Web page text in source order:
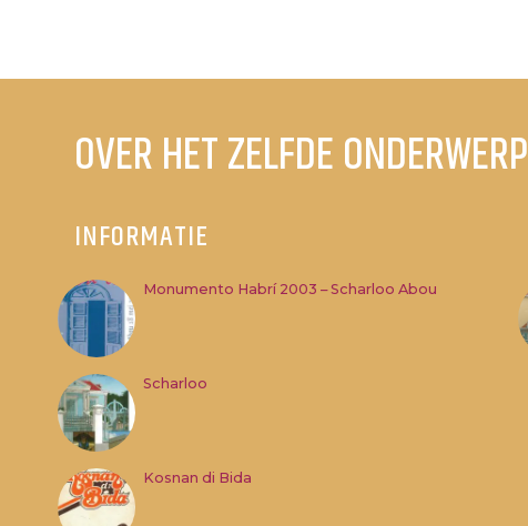
OVER HET ZELFDE ONDERWERP
INFORMATIE
Monumento Habrí 2003 – Scharloo Abou
Scharloo
Kosnan di Bida